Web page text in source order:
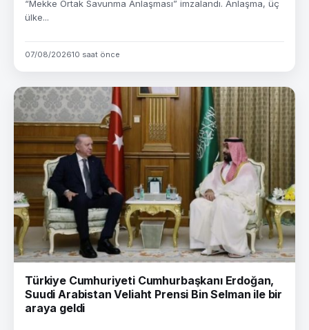
“Mekke Ortak Savunma Anlaşması” imzalandı. Anlaşma, üç
ülke...
07/08/202610 saat önce
Türkiye Cumhuriyeti Cumhurbaşkanı Erdoğan,
Suudi Arabistan Veliaht Prensi Bin Selman ile bir
araya geldi